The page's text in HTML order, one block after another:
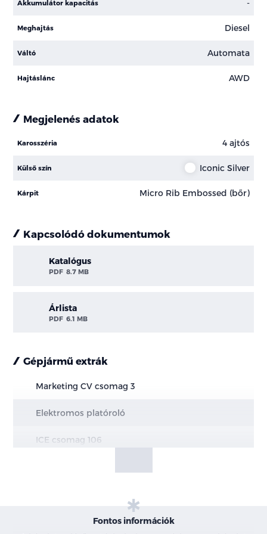
Akkumulátor kapacitás -
Meghajtás Diesel
Váltó Automata
Hajtáslánc AWD
Megjelenés adatok
Karosszéria 4 ajtós
Külső szín Iconic Silver
Kárpit Micro Rib Embossed (bőr)
Kapcsolódó dokumentumok
Katalógus
PDF 8.7 MB
Árlista
PDF 6.1 MB
Gépjármű extrák
Marketing CV csomag 3
Elektromos platóroló
ICE csomag 106
100 fokos első szélvédő kamera + radar
Fontos információk